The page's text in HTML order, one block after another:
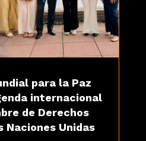
para la Paz
internacional
de Derechos
Naciones Unidas